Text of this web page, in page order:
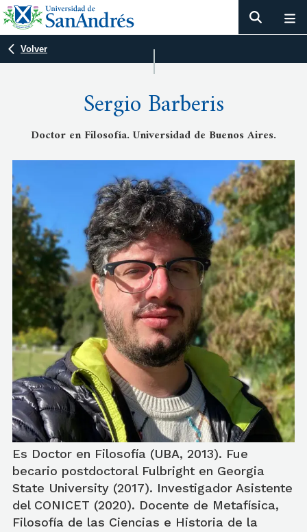
Volver
Sergio Barberis
Doctor en Filosofía. Universidad de Buenos Aires.
Es Doctor en Filosofía (UBA, 2013). Fue
becario postdoctoral Fulbright en Georgia
State University (2017). Investigador Asistente
del CONICET (2020). Docente de Metafísica,
Filosofía de las Ciencias e Historia de la